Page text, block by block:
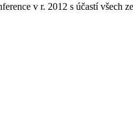
v r. 2012 s účastí všech